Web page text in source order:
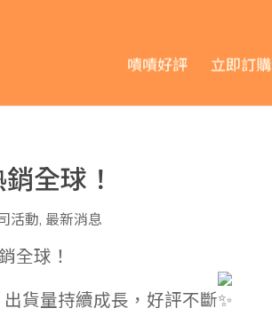
嘖嘖好評 立即訂購
全球！
活動, 最新消息
全球！
貨量持續成長，好評不斷